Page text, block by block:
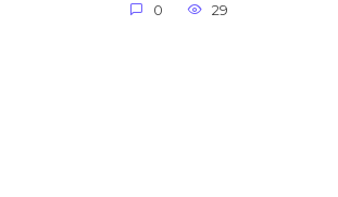
0 29